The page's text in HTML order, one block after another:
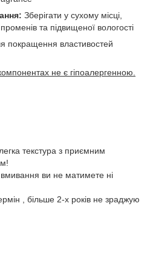
Зберігати у сухому місці,
та підвищеної вологості
покращення властивостей
не є гіпоалергенною.
текстура з приємним
ви не матимете ні
, більше 2-х років не зраджую